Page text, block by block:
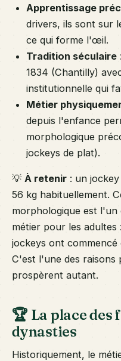
Apprentissage
drivers, ils sont sur
ce qui forme l'œil.
Tradition séculaire
1834 (Chantilly)
institutionnelle qui
Métier
depuis l'enfance
morphologique
jockeys de plat).
💡 À retenir : un
56 kg habituellement.
morphologique est
métier pour les adultes
jockeys ont
C'est l'une des raisons
prospèrent autant.
🏆 La place des
dynasties
Historiquement, le